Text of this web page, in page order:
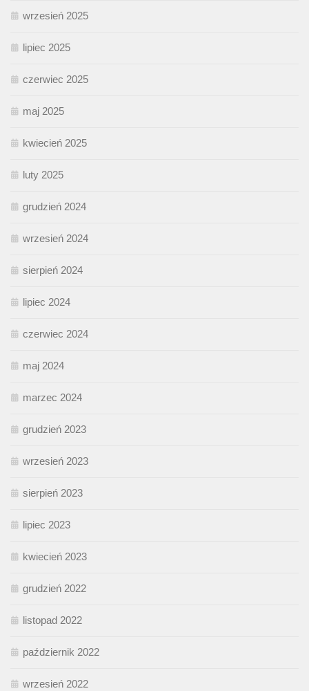
wrzesień 2025
lipiec 2025
czerwiec 2025
maj 2025
kwiecień 2025
luty 2025
grudzień 2024
wrzesień 2024
sierpień 2024
lipiec 2024
czerwiec 2024
maj 2024
marzec 2024
grudzień 2023
wrzesień 2023
sierpień 2023
lipiec 2023
kwiecień 2023
grudzień 2022
listopad 2022
październik 2022
wrzesień 2022